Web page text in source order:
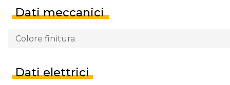
Dati meccanici
Colore finitura
Dati elettrici